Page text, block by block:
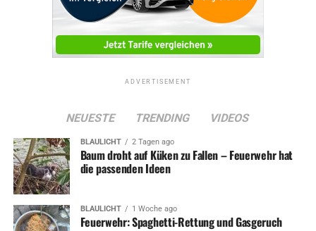
ADVERTISEMENT
NEUESTE TRENDING VIDEOS
BLAULICHT 2 Tagen ago
Baum droht auf Küken zu Fallen – Feuerwehr hat
die passenden Ideen
BLAULICHT 1 Woche ago
Feuerwehr: Spaghetti-Rettung und Gasgeruch